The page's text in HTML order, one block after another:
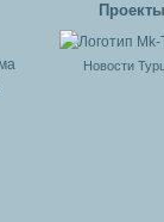
Проекты
Новости